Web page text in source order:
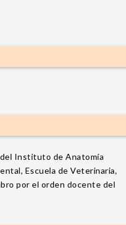
Instituto de Anatomía
Escuela de Veterinaria,
por el orden docente del